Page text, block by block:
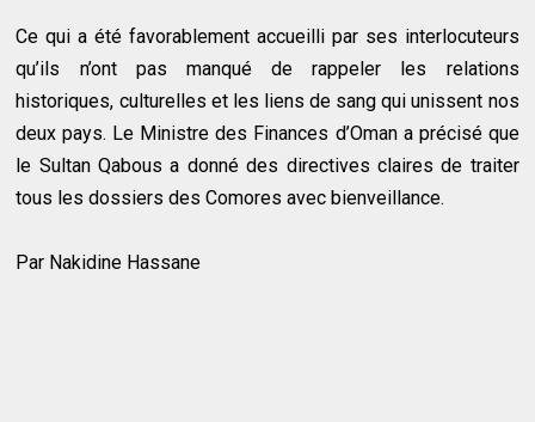
Ce qui a été favorablement accueilli par ses interlocuteurs
qu’ils n’ont pas manqué de rappeler les relations
historiques, culturelles et les liens de sang qui unissent nos
deux pays. Le Ministre des Finances d’Oman a précisé que
le Sultan Qabous a donné des directives claires de traiter
tous les dossiers des Comores avec bienveillance.
Par Nakidine Hassane